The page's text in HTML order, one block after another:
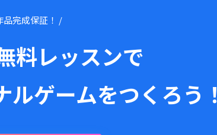
完成保証！ /
料レッスンで
ルゲームをつくろう！